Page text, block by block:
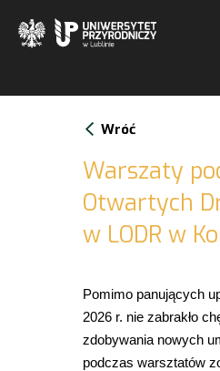
Wróć
Warszaty
Otwartych
w LODR w
Pomimo panujących
2026 r. nie zabrakło
zdobywania nowych
podczas warsztatów